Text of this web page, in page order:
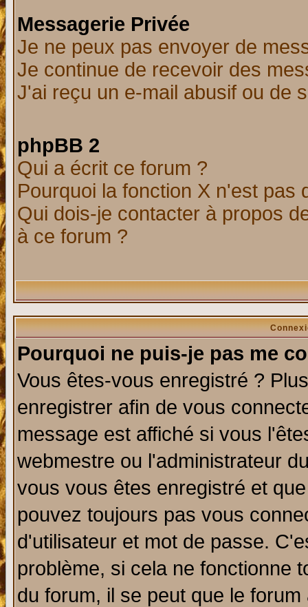
Messagerie Privée
Je ne peux pas envoyer de
Je continue de recevoir des
J'ai reçu un e-mail abusif ou de
phpBB 2
Qui a écrit ce forum ?
Pourquoi la fonction X n'est pas
Qui dois-je contacter à propos
à ce forum ?
Pourquoi ne puis-je pas me
Vous êtes-vous enregistré ?
enregistrer afin de vous
message est affiché si vous
webmestre ou l'administrateur
vous vous êtes enregistré et
pouvez toujours pas vous
d'utilisateur et mot de passe.
problème, si cela ne fonctionne
du forum, il se peut que le